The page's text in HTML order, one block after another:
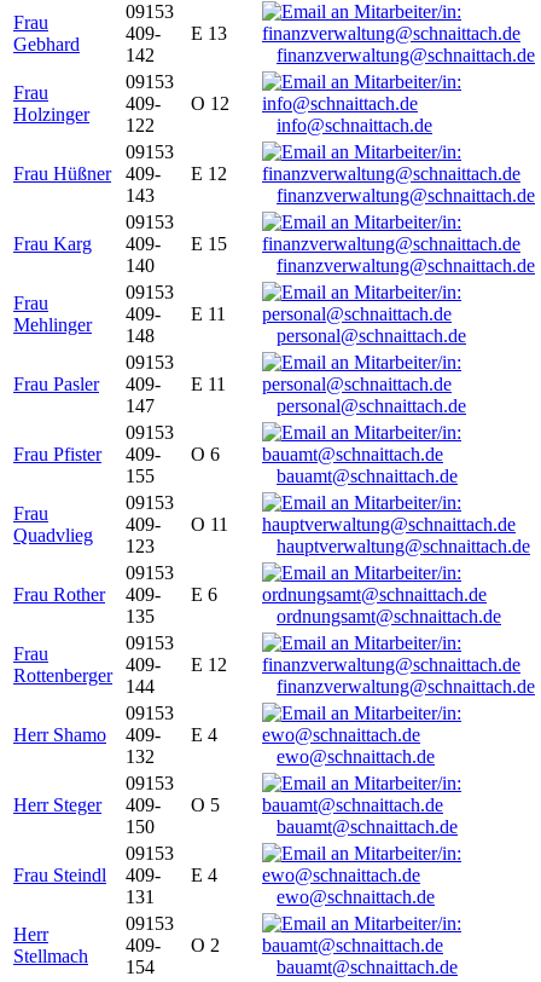
Frau
Gebhard
09153
409-
142
E 13
finanzverwaltung@schnaittach.de
Frau
Holzinger
09153
409-
122
O 12
info@schnaittach.de
Frau Hüßner
09153
409-
143
E 12
finanzverwaltung@schnaittach.de
Frau Karg
09153
409-
140
E 15
finanzverwaltung@schnaittach.de
Frau
Mehlinger
09153
409-
148
E 11
personal@schnaittach.de
Frau Pasler
09153
409-
147
E 11
personal@schnaittach.de
Frau Pfister
09153
409-
155
O 6
bauamt@schnaittach.de
Frau
Quadvlieg
09153
409-
123
O 11
hauptverwaltung@schnaittach.de
Frau Rother
09153
409-
135
E 6
ordnungsamt@schnaittach.de
Frau
Rottenberger
09153
409-
144
E 12
finanzverwaltung@schnaittach.de
Herr Shamo
09153
409-
132
E 4
ewo@schnaittach.de
Herr Steger
09153
409-
150
O 5
bauamt@schnaittach.de
Frau Steindl
09153
409-
131
E 4
ewo@schnaittach.de
Herr
Stellmach
09153
409-
154
O 2
bauamt@schnaittach.de